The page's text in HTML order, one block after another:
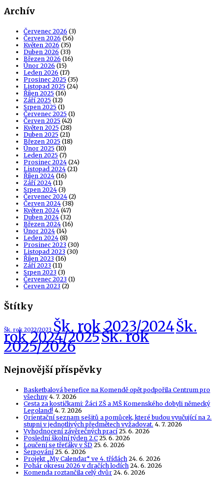
Archív
Červenec 2026 (3)
Červen 2026 (56)
Květen 2026 (35)
Duben 2026 (33)
Březen 2026 (16)
Únor 2026 (15)
Leden 2026 (17)
Prosinec 2025 (35)
Listopad 2025 (24)
Říjen 2025 (16)
Září 2025 (12)
Srpen 2025 (1)
Červenec 2025 (1)
Červen 2025 (42)
Květen 2025 (28)
Duben 2025 (21)
Březen 2025 (18)
Únor 2025 (10)
Leden 2025 (7)
Prosinec 2024 (24)
Listopad 2024 (21)
Říjen 2024 (16)
Září 2024 (11)
Srpen 2024 (3)
Červenec 2024 (2)
Červen 2024 (38)
Květen 2024 (47)
Duben 2024 (32)
Březen 2024 (16)
Únor 2024 (14)
Leden 2024 (8)
Prosinec 2023 (30)
Listopad 2023 (30)
Říjen 2023 (16)
Září 2023 (11)
Srpen 2023 (3)
Červenec 2023 (1)
Červen 2023 (2)
Štítky
Šk. rok 2022/2023 Šk. rok 2023/2024Šk.
rok 2024/2025Šk. rok
2025/2026
Nejnovější příspěvky
Basketbalová benefice na Komendě opět podpořila Centrum pro
všechny 4. 7. 2026
Cesta za kostičkami: Žáci ZŠ a MŠ Komenského dobyli německý
Legoland! 4. 7. 2026
Orientační seznam sešitů a pomůcek, které budou vyučující na 2.
stupni v jednotlivých předmětech vyžadovat. 4. 7. 2026
Vyhodnocení závěrečných prací 25. 6. 2026
Poslední školní týden 2.C 25. 6. 2026
Loučení se třeťáky v ŠD 25. 6. 2026
Šerpování 25. 6. 2026
Projekt „My Calendar“ ve 4. třídách 24. 6. 2026
Pohár okresu 2026 v dračích lodích 24. 6. 2026
Komenda roztančila celý dvůr 24. 6. 2026